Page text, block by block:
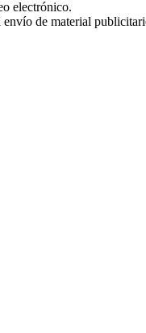
electrónico.
de material